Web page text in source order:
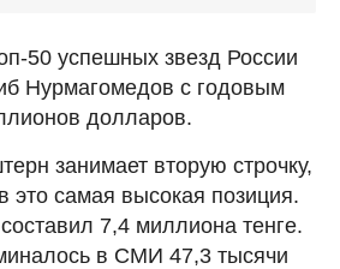
50 успешных звезд России
Нурмагомедов с годовым
долларов.
занимает вторую строчку,
это самая высокая позиция.
7,4 миллиона тенге.
в СМИ 47,3 тысячи